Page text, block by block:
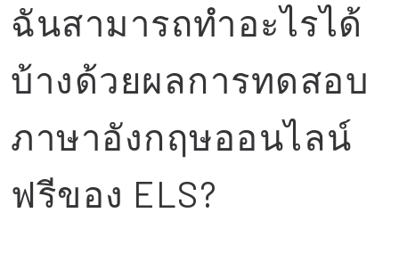
ฉันสามารถทำอะไรได้
บ้างด้วยผลการทดสอบ
ภาษาอังกฤษออนไลน์
ฟรีของ ELS?